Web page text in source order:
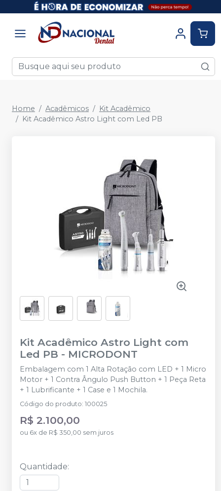
Home Acadêmicos
Kit Acadêmico
Kit Acadêmico Astro Light com Led PB
Kit Acadêmico Astro Light com
Led PB - MICRODONT
Embalagem com 1 Alta Rotação com LED + 1 Micro
Motor + 1 Contra Ângulo Push Button + 1 Peça Reta
+ 1 Lubrificante + 1 Case e 1 Mochila.
Código do produto: 100025
R$ 2.100,00
ou 6x de R$ 350,00 sem juros
Quantidade: